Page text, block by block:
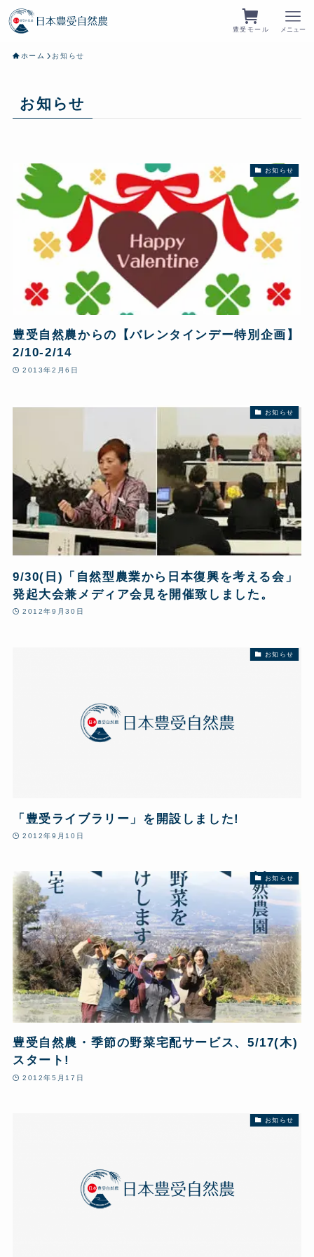
豊受モール メニュー
ホーム お知らせ
お知らせ
お知らせ
豊受自然農からの【バレンタインデー特別企画】
2/10-2/14
2013年2月6日
お知らせ
9/30(日)「自然型農業から日本復興を考える会」
発起大会兼メディア会見を開催致しました。
2012年9月30日
お知らせ
「豊受ライブラリー」を開設しました!
2012年9月10日
お知らせ
豊受自然農・季節の野菜宅配サービス、5/17(木)
スタート!
2012年5月17日
お知らせ